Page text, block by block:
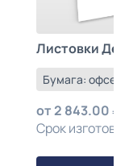
Листовки
Бумага:
от2 843.00
Срок